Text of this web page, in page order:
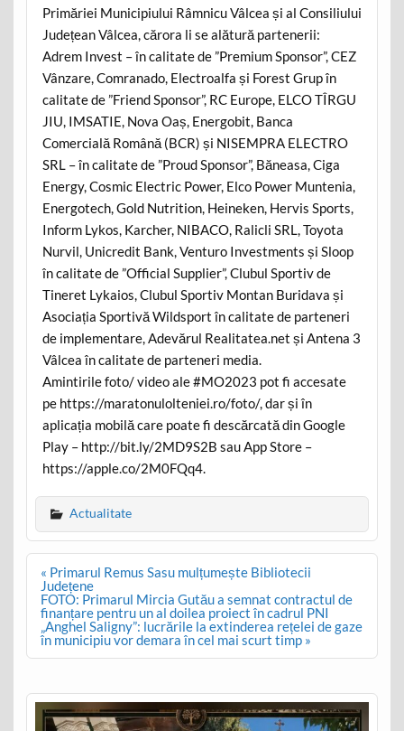
Primăriei Municipiului Râmnicu Vâlcea și al Consiliului
Județean Vâlcea, cărora li se alătură partenerii:
Adrem Invest – în calitate de ”Premium Sponsor”, CEZ
Vânzare, Comranado, Electroalfa și Forest Grup în
calitate de ”Friend Sponsor”, RC Europe, ELCO TÎRGU
JIU, IMSATIE, Nova Oaș, Energobit, Banca
Comercială Română (BCR) și NISEMPRA ELECTRO
SRL – în calitate de ”Proud Sponsor”, Băneasa, Ciga
Energy, Cosmic Electric Power, Elco Power Muntenia,
Energotech, Gold Nutrition, Heineken, Hervis Sports,
Inform Lykos, Karcher, NIBACO, Ralicli SRL, Toyota
Nurvil, Unicredit Bank, Venturo Investments și Sloop
în calitate de ”Official Supplier”, Clubul Sportiv de
Tineret Lykaios, Clubul Sportiv Montan Buridava și
Asociația Sportivă Wildsport în calitate de parteneri
de implementare, Adevărul Realitatea.net și Antena 3
Vâlcea în calitate de parteneri media.
Amintirile foto/ video ale #MO2023 pot fi accesate
pe https://maratonulolteniei.ro/foto/, dar și în
aplicația mobilă care poate fi descărcată din Google
Play – http://bit.ly/2MD9S2B sau App Store –
https://apple.co/2M0FQq4.
Actualitate
Post
navigation
« Primarul Remus Sasu mulțumește Bibliotecii
Județene
FOTO: Primarul Mircia Gutău a semnat contractul de
finanțare pentru un al doilea proiect în cadrul PNI
„Anghel Saligny”: lucrările la extinderea rețelei de gaze
în municipiu vor demara în cel mai scurt timp »